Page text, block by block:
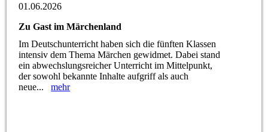
01.06.2026
Zu Gast im Märchenland
Im Deutschunterricht haben sich die fünften Klassen
intensiv dem Thema Märchen gewidmet. Dabei stand
ein abwechslungsreicher Unterricht im Mittelpunkt,
der sowohl bekannte Inhalte aufgriff als auch
neue...mehr